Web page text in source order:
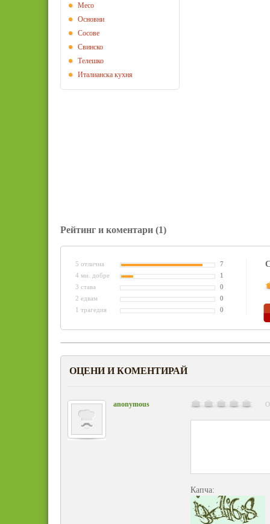
Месо
Основни
Сосове
Свинско
Телешко
Италианска кухня
Рейтинг и коментари (1)
5 отлична
7
4 мн. добре
1
3 става
0
2 едвам
0
1 трагедия
0
ОЦЕНИ И КОМЕНТИРАЙ
anonymous
Капча: